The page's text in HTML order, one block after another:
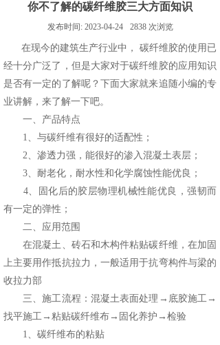
你不了解的碳纤维胶三大方面知识
发布时间: 2023-04-24 2838 次浏览
在现今的建筑生产行业中， 碳纤维胶的使用已
经十分广泛了，但是大家对于碳纤维胶的应用知识
是否有一定的了解呢？下面大家就来追随小编的专
业讲解，来了解一下吧。
一、产品特点
1、与碳纤维有很好的适配性；
2、渗透力强，能很好的渗入混凝土表层；
3、耐老化，耐水性和化学腐蚀性能优良；
4、固化后的胶层物理机械性能优良，强韧而
有一定的弹性；
二、应用范围
在混凝土、砖石和木构件粘贴碳纤维，在加固
上主要用作抵抗拉力，一般适用于抗弯构件与梁的
收拉力部
三、施工流程：混凝土表面处理→底胶施工→
找平施工→粘贴碳纤维布→固化养护→检验
1、碳纤维布的粘贴